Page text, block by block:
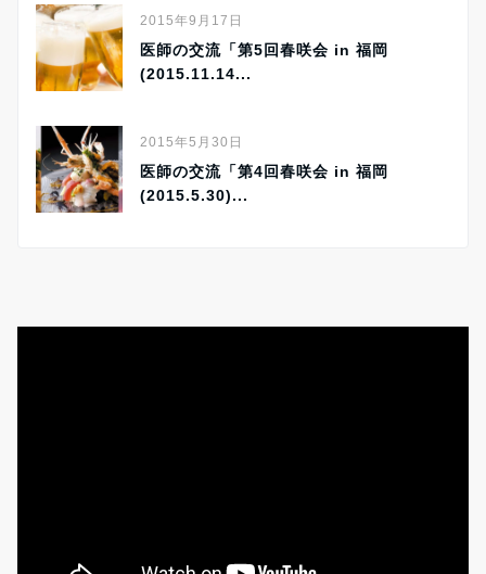
2015年9月17日
医師の交流「第5回春咲会 in 福岡
(2015.11.14...
2015年5月30日
医師の交流「第4回春咲会 in 福岡
(2015.5.30)...